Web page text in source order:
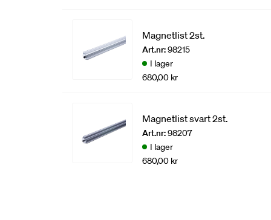
Magnetlist 2st.
Art.nr:98215
I lager
680,00 kr
Magnetlist svart 2st.
Art.nr:98207
I lager
680,00 kr